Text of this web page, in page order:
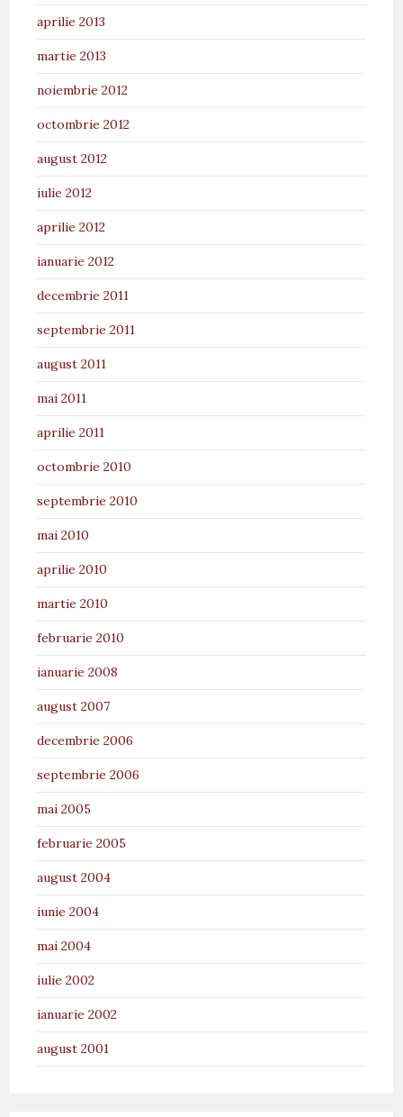
aprilie 2013
martie 2013
noiembrie 2012
octombrie 2012
august 2012
iulie 2012
aprilie 2012
ianuarie 2012
decembrie 2011
septembrie 2011
august 2011
mai 2011
aprilie 2011
octombrie 2010
septembrie 2010
mai 2010
aprilie 2010
martie 2010
februarie 2010
ianuarie 2008
august 2007
decembrie 2006
septembrie 2006
mai 2005
februarie 2005
august 2004
iunie 2004
mai 2004
iulie 2002
ianuarie 2002
august 2001